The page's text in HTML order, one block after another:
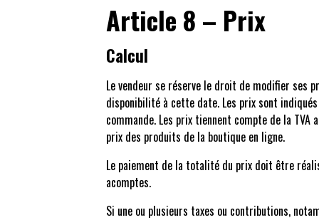
Article 8 – Prix
Calcul
Le vendeur se réserve le droit de modifier ses
disponibilité à cette date. Les prix sont
commande. Les prix tiennent compte de la
prix des produits de la boutique en ligne.
Le paiement de la totalité du prix doit être
acomptes.
Si une ou plusieurs taxes ou contributions,